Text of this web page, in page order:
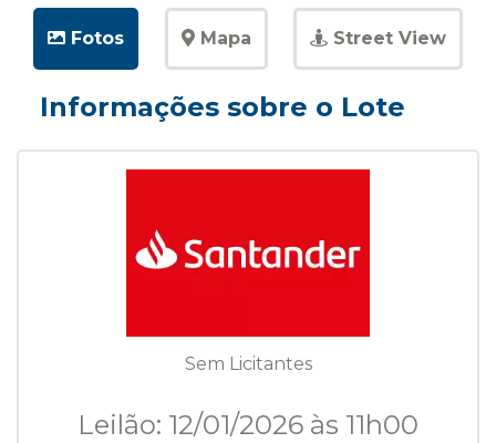
Fotos Mapa Street View
Informações sobre o Lote
Sem Licitantes
Leilão: 12/01/2026 às 11h00